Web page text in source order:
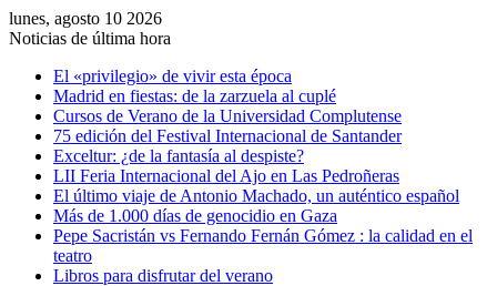
lunes, agosto 10 2026
Noticias de última hora
El «privilegio» de vivir esta época
Madrid en fiestas: de la zarzuela al cuplé
Cursos de Verano de la Universidad Complutense
75 edición del Festival Internacional de Santander
Exceltur: ¿de la fantasía al despiste?
LII Feria Internacional del Ajo en Las Pedroñeras
El último viaje de Antonio Machado, un auténtico español
Más de 1.000 días de genocidio en Gaza
Pepe Sacristán vs Fernando Fernán Gómez : la calidad en el
teatro
Libros para disfrutar del verano